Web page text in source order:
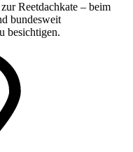
Reetdachkate – beim
bundesweit
besichtigen.